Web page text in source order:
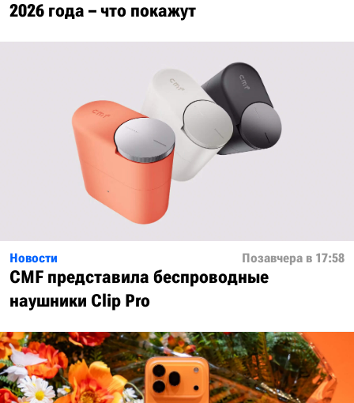
2026 года – что покажут
Новости Позавчера в 17:58
CMF представила беспроводные
наушники Clip Pro